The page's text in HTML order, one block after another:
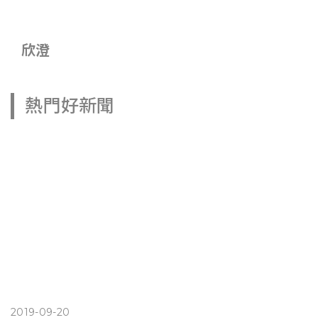
欣澄
熱門好新聞
2019-09-20